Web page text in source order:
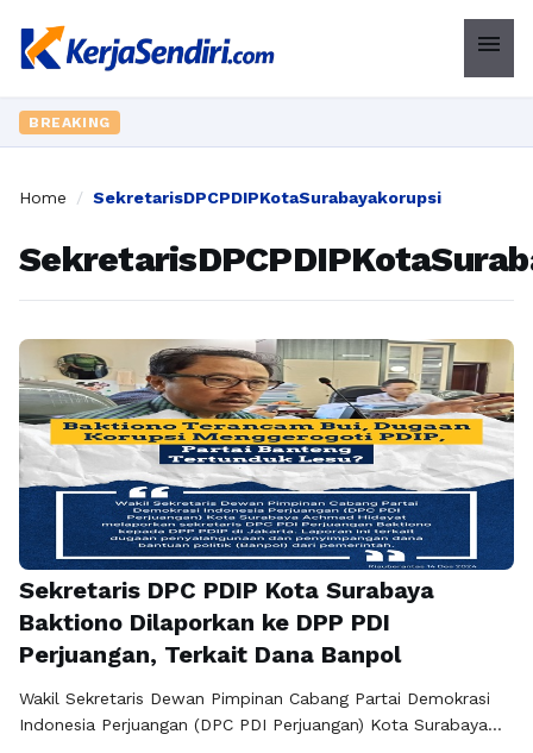
menu
BREAKING
Home / SekretarisDPCPDIPKotaSurabayakorupsi
Sekretaris DPC PDIP Kota Surabaya
Baktiono Dilaporkan ke DPP PDI
Perjuangan, Terkait Dana Banpol
Wakil Sekretaris Dewan Pimpinan Cabang Partai Demokrasi
Indonesia Perjuangan (DPC PDI Perjuangan) Kota Surabaya